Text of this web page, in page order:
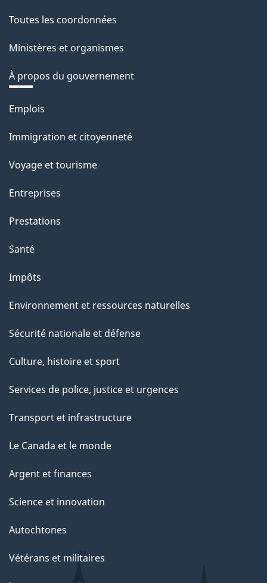
Toutes les coordonnées
Ministères et organismes
À propos du gouvernement
Thèmes
sujets
Emplois
Immigration et citoyenneté
Voyage et tourisme
Entreprises
Prestations
Santé
Impôts
Environnement et ressources naturelles
Sécurité nationale et défense
Culture, histoire et sport
Services de police, justice et urgences
Transport et infrastructure
Le Canada et le monde
Argent et finances
Science et innovation
Autochtones
Vétérans et militaires